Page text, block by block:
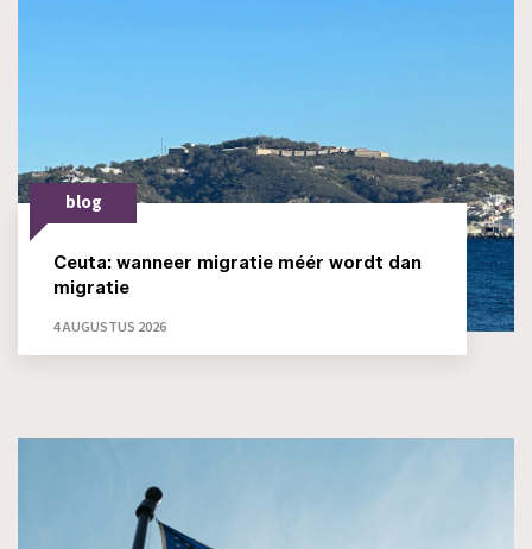
blog
Ceuta: wanneer migratie méér wordt dan
migratie
4 AUGUSTUS 2026